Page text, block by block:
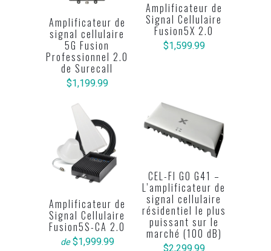
Amplificateur de
signal cellulaire
5G Fusion
Professionnel 2.0
de Surecall
$1,199.99
Amplificateur de
Signal Cellulaire
Fusion5X 2.0
$1,599.99
Amplificateur de
Signal Cellulaire
Fusion5S-CA 2.0
de $1,999.99
CEL-FI GO G41 –
L’amplificateur de
signal cellulaire
résidentiel le plus
puissant sur le
marché (100 dB)
$2,299.99